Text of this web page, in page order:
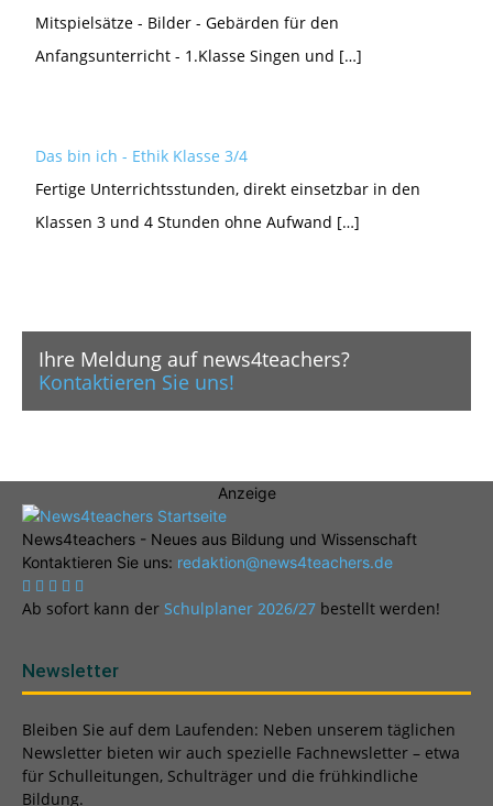
Mitspielsätze - Bilder - Gebärden für den
Anfangsunterricht - 1.Klasse Singen und […]
Das bin ich - Ethik Klasse 3/4
Fertige Unterrichtsstunden, direkt einsetzbar in den
Klassen 3 und 4 Stunden ohne Aufwand […]
Ihre Meldung auf news4teachers?
Kontaktieren Sie uns!
Anzeige
News4teachers - Neues aus Bildung und Wissenschaft
Kontaktieren Sie uns: redaktion@news4teachers.de
Ab sofort kann der Schulplaner 2026/27 bestellt werden!
Newsletter
Bleiben Sie auf dem Laufenden: Neben unserem täglichen
Newsletter bieten wir auch spezielle Fachnewsletter – etwa
für Schulleitungen, Schulträger und die frühkindliche
Bildung.